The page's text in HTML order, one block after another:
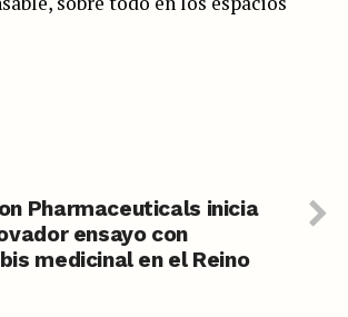
Pharmaceuticals inicia
ensayo con
medicinal en el Reino